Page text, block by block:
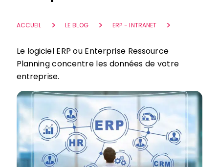
ACCUEIL LE BLOG ERP - INTRANET
Le logiciel ERP ou Enterprise Ressource
Planning concentre les données de votre
entreprise.